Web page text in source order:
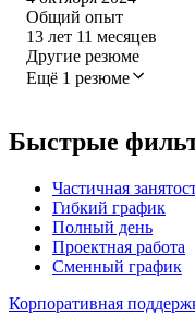
Общий опыт
13 лет 11 месяцев
Другие резюме
Ещё 1 резюме
Быстрые
Частичная
Гибкий график
Полный день
Проектная работа
Сменный график
Корпоративная